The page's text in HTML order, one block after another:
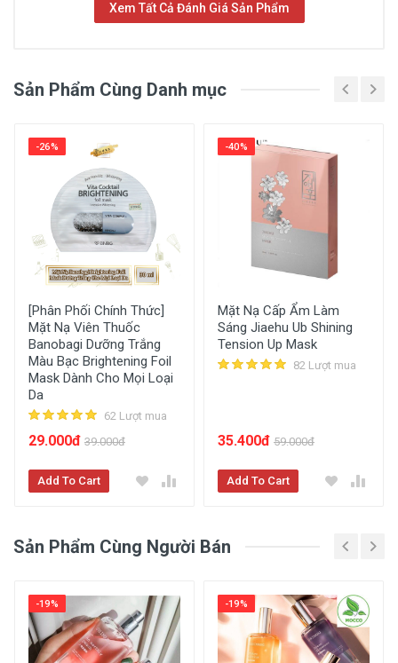
Xem Chi Tiết Mô Tả Sản Phẩm
Ẩm Thải Độc Ha Images - Mn02
Xem Tất Cả Đánh Giá Sản Phẩm
Sản Phẩm Cùng Danh mục
-26%
[Phân Phối Chính Thức]
Mặt Nạ Viên Thuốc
Banobagi Dưỡng Trắng
Màu Bạc Brightening Foil
Mask Dành Cho Mọi Loại
Da
62 Lượt mua
29.000đ 39.000đ
Add To Cart
-40%
Mặt Nạ Cấp Ẩm Làm
Sáng Jiaehu Ub Shining
Tension Up Mask
82 Lượt mua
35.400đ 59.000đ
Add To Cart
Sản Phẩm Cùng Người Bán
-19% -19%